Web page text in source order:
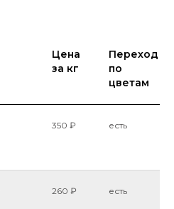
Цена
за кг
Переход
по
цветам
350 ₽ есть
260 ₽ есть